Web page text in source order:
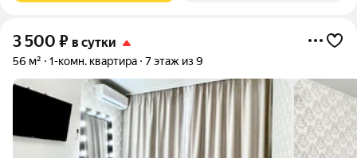
3 500 ₽ в сутки
56 м² 1-комн. квартира 7 этаж из 9